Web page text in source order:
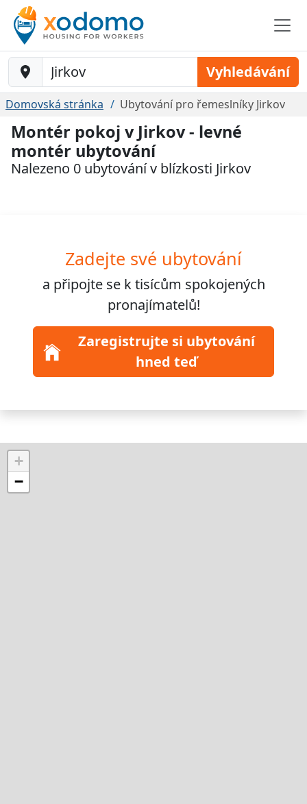
Baustelle-Location Vyhledávání
Domovská stránka Ubytování pro řemeslníky Jirkov
Montér pokoj v Jirkov - levné
montér ubytování
Nalezeno 0 ubytování v blízkosti Jirkov
Zadejte své ubytování
a připojte se ktisícům spokojených
pronajímatelů!
Zaregistrujte si ubytování
hned teď
+
−